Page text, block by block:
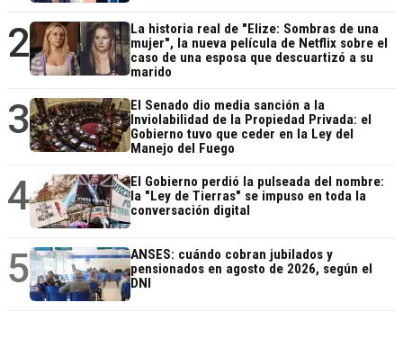
2
La historia real de "Elize: Sombras de una
mujer", la nueva película de Netflix sobre el
caso de una esposa que descuartizó a su
marido
3
El Senado dio media sanción a la
Inviolabilidad de la Propiedad Privada: el
Gobierno tuvo que ceder en la Ley del
Manejo del Fuego
4
El Gobierno perdió la pulseada del nombre:
la "Ley de Tierras" se impuso en toda la
conversación digital
5
ANSES: cuándo cobran jubilados y
pensionados en agosto de 2026, según el
DNI